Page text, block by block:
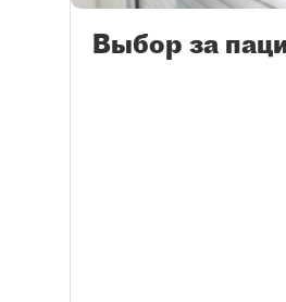
Выбор за